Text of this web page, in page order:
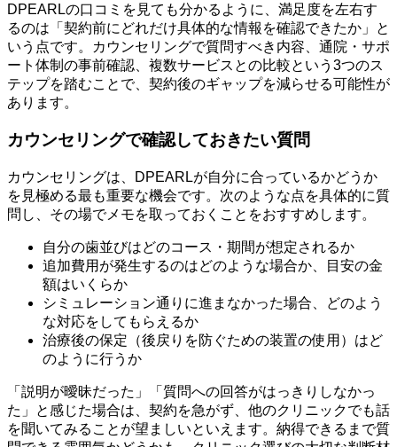
DPEARLの口コミを見ても分かるように、満足度を左右す
るのは「契約前にどれだけ具体的な情報を確認できたか」と
いう点です。カウンセリングで質問すべき内容、通院・サポ
ート体制の事前確認、複数サービスとの比較という3つのス
テップを踏むことで、契約後のギャップを減らせる可能性が
あります。
カウンセリングで確認しておきたい質問
カウンセリングは、DPEARLが自分に合っているかどうか
を見極める最も重要な機会です。次のような点を具体的に質
問し、その場でメモを取っておくことをおすすめします。
自分の歯並びはどのコース・期間が想定されるか
追加費用が発生するのはどのような場合か、目安の金
額はいくらか
シミュレーション通りに進まなかった場合、どのよう
な対応をしてもらえるか
治療後の保定（後戻りを防ぐための装置の使用）はど
のように行うか
「説明が曖昧だった」「質問への回答がはっきりしなかっ
た」と感じた場合は、契約を急がず、他のクリニックでも話
を聞いてみることが望ましいといえます。納得できるまで質